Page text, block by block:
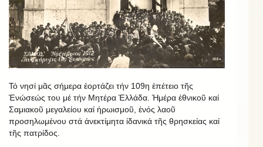
Τό νησί μᾶς σήμερα ἑορτάζει τήν 109η ἐπέτειο τῆς
Ἑνώσεώς του μέ τήν Μητέρα Ἑλλάδα. Ἡμέρα ἐθνικοῦ καί
Σαμιακοῦ μεγαλείου καί ἡρωισμοῦ, ἑνός λαοῦ
προσηλωμένου στά ἀνεκτίμητα ἰδανικά τῆς θρησκείας καί
τῆς πατρίδος.